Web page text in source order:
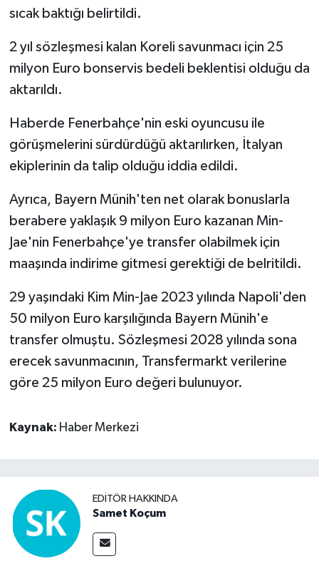
sıcak baktığı belirtildi.
2 yıl sözleşmesi kalan Koreli savunmacı için 25
milyon Euro bonservis bedeli beklentisi olduğu da
aktarıldı.
Haberde Fenerbahçe'nin eski oyuncusu ile
görüşmelerini sürdürdüğü aktarılırken, İtalyan
ekiplerinin da talip olduğu iddia edildi.
Ayrıca, Bayern Münih'ten net olarak bonuslarla
berabere yaklaşık 9 milyon Euro kazanan Min-
Jae'nin Fenerbahçe'ye transfer olabilmek için
maaşında indirime gitmesi gerektiği de belritildi.
29 yaşındaki Kim Min-Jae 2023 yılında Napoli'den
50 milyon Euro karşılığında Bayern Münih'e
transfer olmuştu. Sözleşmesi 2028 yılında sona
erecek savunmacının, Transfermarkt verilerine
göre 25 milyon Euro değeri bulunuyor.
Kaynak: Haber Merkezi
EDITÖR HAKKINDA
Samet Koçum